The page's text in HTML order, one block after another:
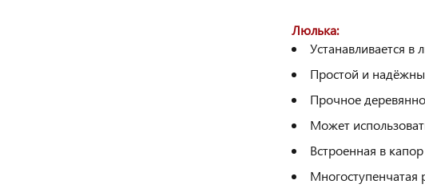
Люлька:
Устанавливается
Простой и
Прочное
Может
Встроенная в
Многоступенчатая